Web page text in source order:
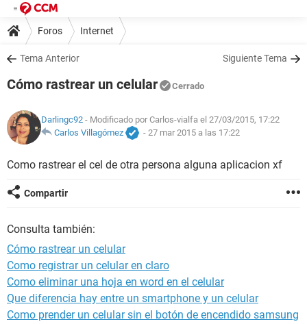
Foros Internet
Tema Anterior Siguiente Tema
Cómo rastrear un celular Cerrado
Darlingc92 - Modificado por Carlos-vialfa el 27/03/2015, 17:22
Carlos Villagómez
- 27 mar 2015 a las 17:22
Como rastrear el cel de otra persona alguna aplicacion xf
Compartir
Consulta también:
Cómo rastrear un celular
Como registrar un celular en claro
Como eliminar una hoja en word en el celular
Que diferencia hay entre un smartphone y un celular
Como prender un celular sin el botón de encendido samsung